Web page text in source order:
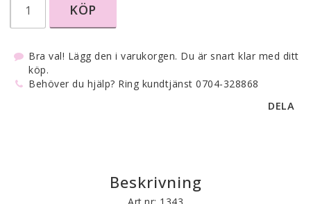
KÖP
Bra val! Lägg den i varukorgen. Du är snart klar med ditt
köp.
Behöver du hjälp? Ring kundtjänst 0704-328868
DELA
Beskrivning